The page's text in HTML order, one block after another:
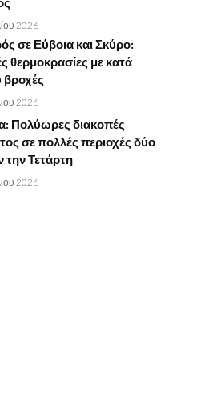
2026
σε Εύβοια και Σκύρο:
θερμοκρασίες με κατά
2026
Πολύωρες διακοπές
σε πολλές περιοχές δύο
Τετάρτη
2026